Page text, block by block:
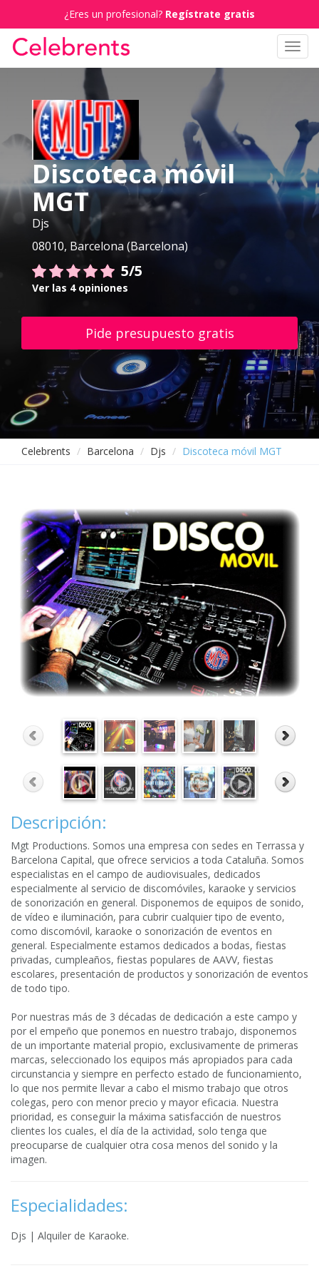
¿Eres un profesional? Regístrate gratis
Discoteca móvil
MGT
Djs
08010, Barcelona (Barcelona)
5/5
Ver las 4 opiniones
Pide presupuesto gratis
Celebrents Barcelona Djs Discoteca móvil MGT
Descripción:
Mgt Productions. Somos una empresa con sedes en Terrassa y
Barcelona Capital, que ofrece servicios a toda Cataluña. Somos
especialistas en el campo de audiovisuales, dedicados
especialmente al servicio de discomóviles, karaoke y servicios
de sonorización en general. Disponemos de equipos de sonido,
de vídeo e iluminación, para cubrir cualquier tipo de evento,
como discomóvil, karaoke o sonorización de eventos en
general. Especialmente estamos dedicados a bodas, fiestas
privadas, cumpleaños, fiestas populares de AAVV, fiestas
escolares, presentación de productos y sonorización de eventos
de todo tipo.
Por nuestras más de 3 décadas de dedicación a este campo y
por el empeño que ponemos en nuestro trabajo, disponemos
de un importante material propio, exclusivamente de primeras
marcas, seleccionado los equipos más apropiados para cada
circunstancia y siempre en perfecto estado de funcionamiento,
lo que nos permite llevar a cabo el mismo trabajo que otros
colegas, pero con menor precio y mayor eficacia. Nuestra
prioridad, es conseguir la máxima satisfacción de nuestros
clientes los cuales, el día de la actividad, solo tenga que
preocuparse de cualquier otra cosa menos del sonido y la
imagen.
Especialidades:
Djs | Alquiler de Karaoke.